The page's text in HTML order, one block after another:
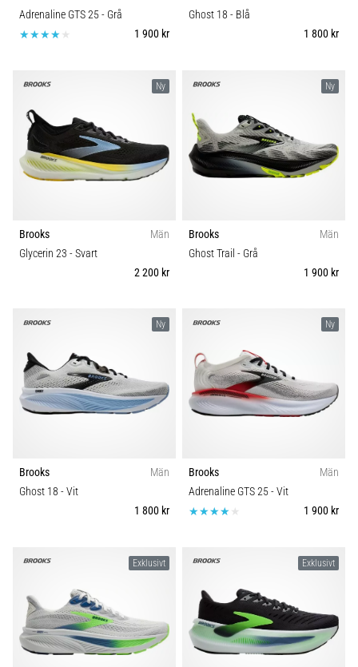
Adrenaline GTS 25- Grå
1 900 kr
Ghost 18 - Blå
1 800 kr
Ny
Brooks
Män
Glycerin 23 - Svart
2 200 kr
Ny
Brooks
Män
Ghost Trail - Grå
1 900 kr
Ny
Brooks
Män
Ghost 18 - Vit
1 800 kr
Ny
Brooks
Män
Adrenaline GTS 25- Vit
1 900 kr
Exklusivt Exklusivt